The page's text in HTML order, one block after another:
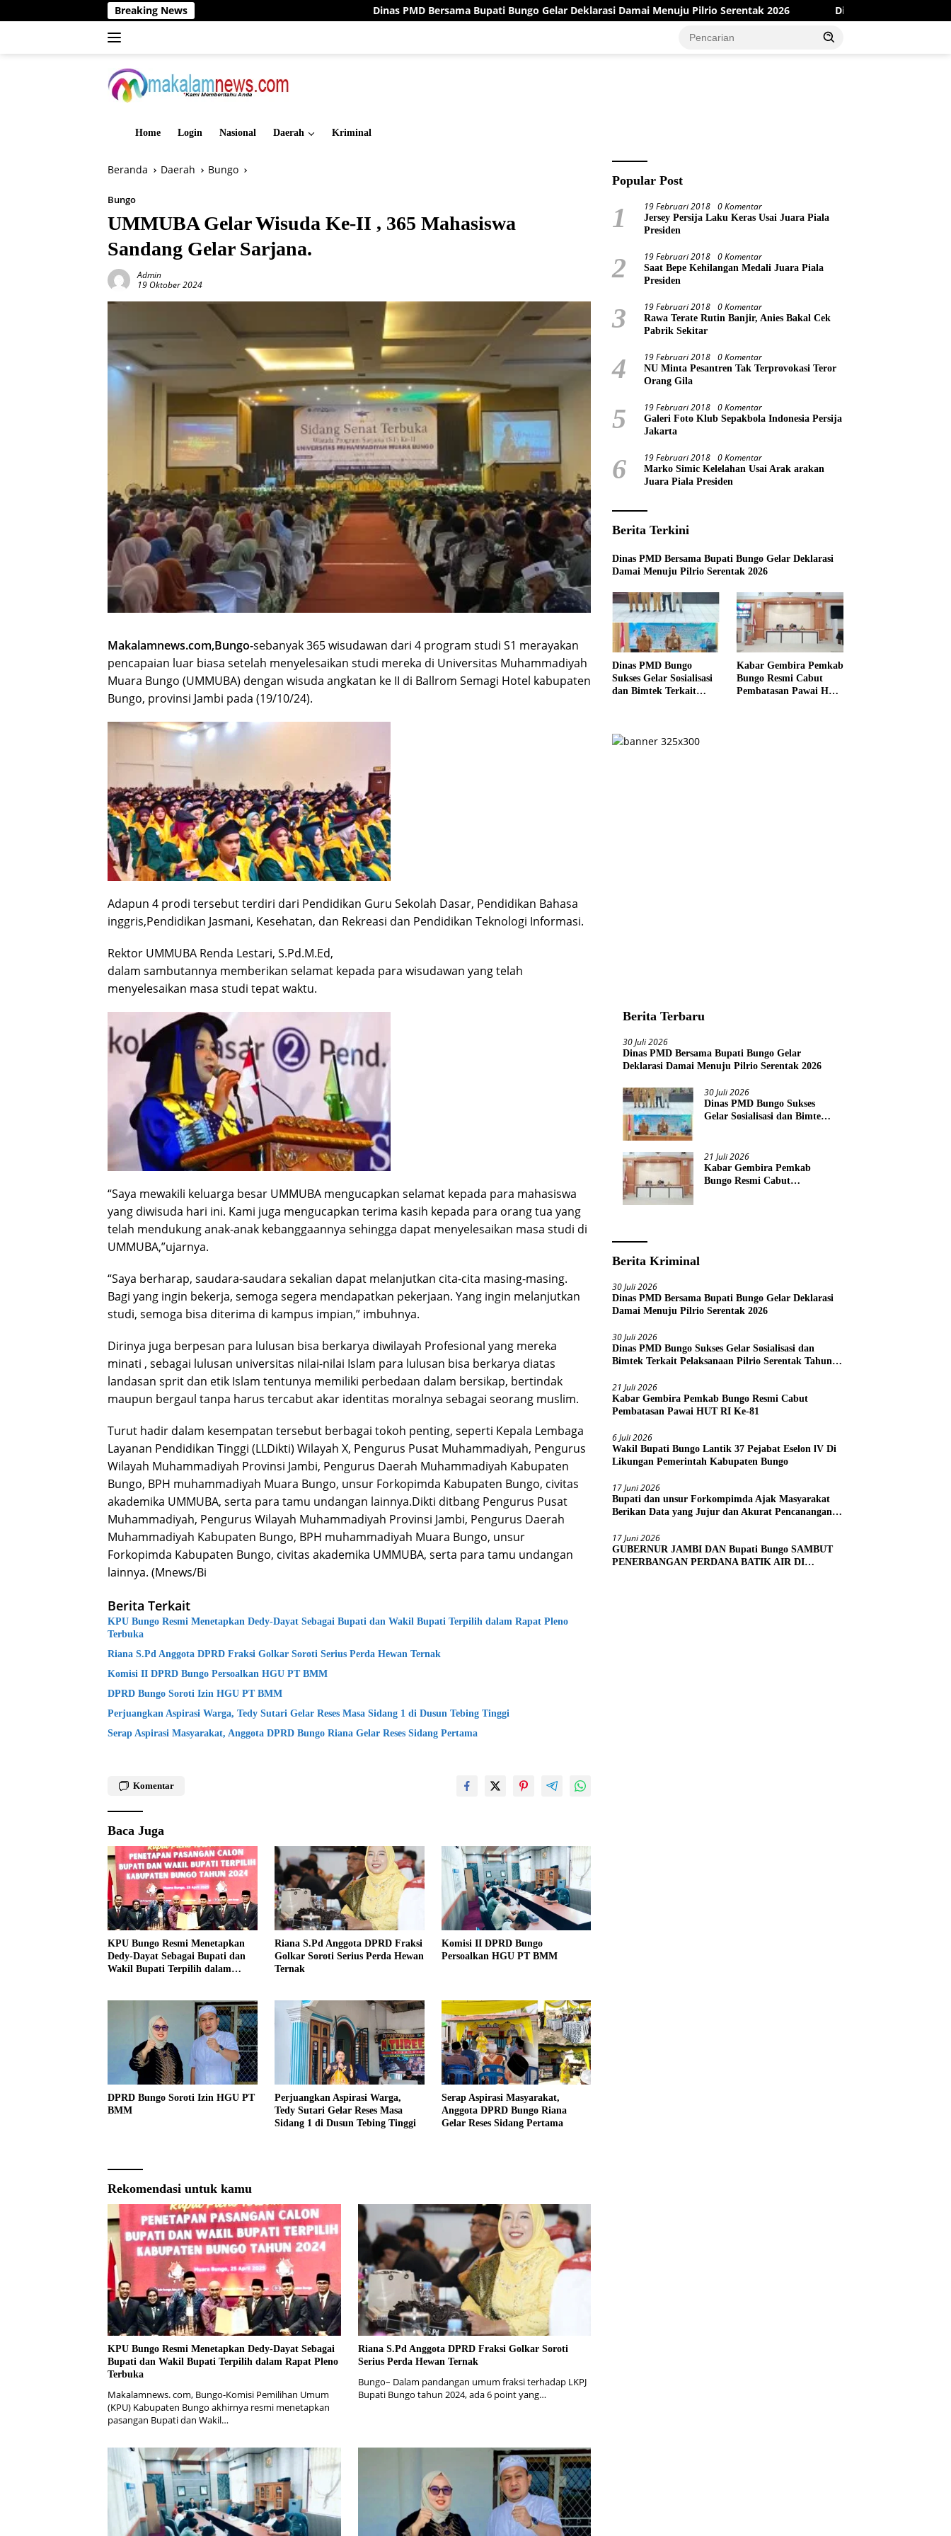
ke
Breaking News Dinas PMD Bersama Bupati Bungo Gelar Deklarasi Damai Menuju Pilrio Serentak 2026 Dinas PMD Bungo Sukses Gelar Sosialisasi dan
Home Login Nasional Daerah Kriminal
Beranda Daerah Bungo
Bungo
UMMUBA Gelar Wisuda Ke-II , 365 Mahasiswa
Sandang Gelar Sarjana.
Admin
19 Oktober 2024
Makalamnews.com,Bungo-sebanyak 365 wisudawan dari 4 program studi S1 merayakan
pencapaian luar biasa setelah menyelesaikan studi mereka di Universitas Muhammadiyah
Muara Bungo (UMMUBA) dengan wisuda angkatan ke II di Ballrom Semagi Hotel kabupaten
Bungo, provinsi Jambi pada (19/10/24).
Adapun 4 prodi tersebut terdiri dari Pendidikan Guru Sekolah Dasar, Pendidikan Bahasa
inggris,Pendidikan Jasmani, Kesehatan, dan Rekreasi dan Pendidikan Teknologi Informasi.
Rektor UMMUBA Renda Lestari, S.Pd.M.Ed,
dalam sambutannya memberikan selamat kepada para wisudawan yang telah
menyelesaikan masa studi tepat waktu.
“Saya mewakili keluarga besar UMMUBA mengucapkan selamat kepada para mahasiswa
yang diwisuda hari ini. Kami juga mengucapkan terima kasih kepada para orang tua yang
telah mendukung anak-anak kebanggaannya sehingga dapat menyelesaikan masa studi di
UMMUBA,”ujarnya.
“Saya berharap, saudara-saudara sekalian dapat melanjutkan cita-cita masing-masing.
Bagi yang ingin bekerja, semoga segera mendapatkan pekerjaan. Yang ingin melanjutkan
studi, semoga bisa diterima di kampus impian,” imbuhnya.
Dirinya juga berpesan para lulusan bisa berkarya diwilayah Profesional yang mereka
minati , sebagai lulusan universitas nilai-nilai Islam para lulusan bisa berkarya diatas
landasan sprit dan etik Islam tentunya memiliki perbedaan dalam bersikap, bertindak
maupun bergaul tanpa harus tercabut akar identitas moralnya sebagai seorang muslim.
Turut hadir dalam kesempatan tersebut berbagai tokoh penting, seperti Kepala Lembaga
Layanan Pendidikan Tinggi (LLDikti) Wilayah X, Pengurus Pusat Muhammadiyah, Pengurus
Wilayah Muhammadiyah Provinsi Jambi, Pengurus Daerah Muhammadiyah Kabupaten
Bungo, BPH muhammadiyah Muara Bungo, unsur Forkopimda Kabupaten Bungo, civitas
akademika UMMUBA, serta para tamu undangan lainnya.Dikti ditbang Pengurus Pusat
Muhammadiyah, Pengurus Wilayah Muhammadiyah Provinsi Jambi, Pengurus Daerah
Muhammadiyah Kabupaten Bungo, BPH muhammadiyah Muara Bungo, unsur
Forkopimda Kabupaten Bungo, civitas akademika UMMUBA, serta para tamu undangan
lainnya. (Mnews/Bi
Berita Terkait
KPU Bungo Resmi Menetapkan Dedy-Dayat Sebagai Bupati dan Wakil Bupati Terpilih dalam Rapat Pleno
Terbuka
Riana S.Pd Anggota DPRD Fraksi Golkar Soroti Serius Perda Hewan Ternak
Komisi II DPRD Bungo Persoalkan HGU PT BMM
DPRD Bungo Soroti Izin HGU PT BMM
Perjuangkan Aspirasi Warga, Tedy Sutari Gelar Reses Masa Sidang 1 di Dusun Tebing Tinggi
Serap Aspirasi Masyarakat, Anggota DPRD Bungo Riana Gelar Reses Sidang Pertama
Komentar
Baca Juga
KPU Bungo Resmi Menetapkan
Dedy-Dayat Sebagai Bupati dan
Wakil Bupati Terpilih dalam
Riana S.Pd Anggota DPRD Fraksi
Golkar Soroti Serius Perda Hewan
Ternak
Komisi II DPRD Bungo
Persoalkan HGU PT BMM
DPRD Bungo Soroti Izin HGU PT
BMM
Perjuangkan Aspirasi Warga,
Tedy Sutari Gelar Reses Masa
Sidang 1 di Dusun Tebing Tinggi
Serap Aspirasi Masyarakat,
Anggota DPRD Bungo Riana
Gelar Reses Sidang Pertama
Rekomendasi untuk kamu
KPU Bungo Resmi Menetapkan Dedy-Dayat Sebagai
Bupati dan Wakil Bupati Terpilih dalam Rapat Pleno
Terbuka
Makalamnews. com, Bungo-Komisi Pemilihan Umum
(KPU) Kabupaten Bungo akhirnya resmi menetapkan
pasangan Bupati dan Wakil…
Riana S.Pd Anggota DPRD Fraksi Golkar Soroti
Serius Perda Hewan Ternak
Bungo– Dalam pandangan umum fraksi terhadap LKPJ
Bupati Bungo tahun 2024, ada 6 point yang…
Popular Post
1 19 Februari 2018 0 Komentar
Jersey Persija Laku Keras Usai Juara Piala
Presiden
2 19 Februari 2018 0 Komentar
Saat Bepe Kehilangan Medali Juara Piala
Presiden
3 19 Februari 2018 0 Komentar
Rawa Terate Rutin Banjir, Anies Bakal Cek
Pabrik Sekitar
4 19 Februari 2018 0 Komentar
NU Minta Pesantren Tak Terprovokasi Teror
Orang Gila
5 19 Februari 2018 0 Komentar
Galeri Foto Klub Sepakbola Indonesia Persija
Jakarta
6 19 Februari 2018 0 Komentar
Marko Simic Kelelahan Usai Arak arakan
Juara Piala Presiden
Berita Terkini
Dinas PMD Bersama Bupati Bungo Gelar Deklarasi
Damai Menuju Pilrio Serentak 2026
Dinas PMD Bungo
Sukses Gelar Sosialisasi
dan Bimtek Terkait
Kabar Gembira Pemkab
Bungo Resmi Cabut
Pembatasan Pawai HUT
Berita Terbaru
30 Juli 2026
Dinas PMD Bersama Bupati Bungo Gelar
Deklarasi Damai Menuju Pilrio Serentak 2026
30 Juli 2026
Dinas PMD Bungo Sukses
Gelar Sosialisasi dan Bimtek
21 Juli 2026
Kabar Gembira Pemkab
Bungo Resmi Cabut
Berita Kriminal
30 Juli 2026
Dinas PMD Bersama Bupati Bungo Gelar Deklarasi
Damai Menuju Pilrio Serentak 2026
30 Juli 2026
Dinas PMD Bungo Sukses Gelar Sosialisasi dan
Bimtek Terkait Pelaksanaan Pilrio Serentak Tahun
21 Juli 2026
Kabar Gembira Pemkab Bungo Resmi Cabut
Pembatasan Pawai HUT RI Ke-81
6 Juli 2026
Wakil Bupati Bungo Lantik 37 Pejabat Eselon lV Di
Likungan Pemerintah Kabupaten Bungo
17 Juni 2026
Bupati dan unsur Forkompimda Ajak Masyarakat
Berikan Data yang Jujur dan Akurat Pencanangan
17 Juni 2026
GUBERNUR JAMBI DAN Bupati Bungo SAMBUT
PENERBANGAN PERDANA BATIK AIR DI